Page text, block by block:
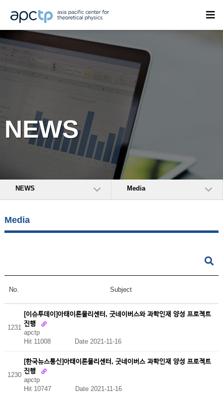
NEWS
NEWS Media
Media
No. Subject
1231
[이슈투데이]아태이론물리센터, 굿네이버스와 과학인재 양성 프로젝트
진행
apctp
Hit 11008 Date 2021-11-16
1230
[한국뉴스통신]아태이론물리센터, 굿네이버스 과학인재 양성 프로젝트
진행
apctp
Hit 10747 Date 2021-11-16